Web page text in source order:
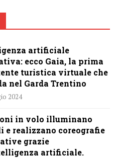
artificiale
ecco Gaia, la prima
turistica virtuale che
nel Garda Trentino
2024
in volo illuminano
e realizzano coreografie
grazie
artificiale.